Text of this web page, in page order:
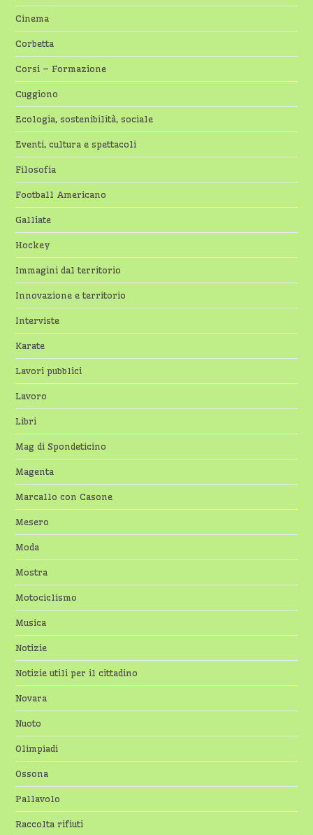
Cinema
Corbetta
Corsi – Formazione
Cuggiono
Ecologia, sostenibilità, sociale
Eventi, cultura e spettacoli
Filosofia
Football Americano
Galliate
Hockey
Immagini dal territorio
Innovazione e territorio
Interviste
Karate
Lavori pubblici
Lavoro
Libri
Mag di Spondeticino
Magenta
Marcallo con Casone
Mesero
Moda
Mostra
Motociclismo
Musica
Notizie
Notizie utili per il cittadino
Novara
Nuoto
Olimpiadi
Ossona
Pallavolo
Raccolta rifiuti